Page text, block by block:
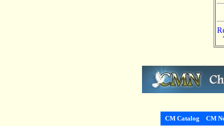
CM Catalog CM